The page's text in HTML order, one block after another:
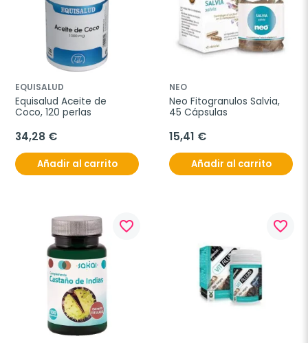
EQUISALUD
Equisalud Aceite de
Coco, 120 perlas
34,28 €
Añadir al carrito
NEO
Neo Fitogranulos Salvia,
45 Cápsulas
15,41 €
Añadir al carrito
favorite_border favorite_border